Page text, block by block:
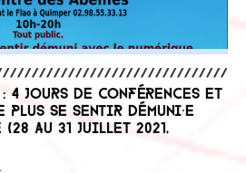
: 4 jours de conférences et
se sentir démuni‧e
au 31 juillet 2021,